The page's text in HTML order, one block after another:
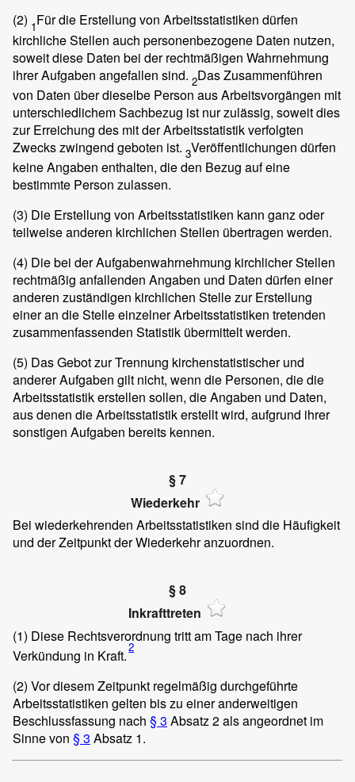
(2) 1Für die Erstellung von Arbeitsstatistiken dürfen
kirchliche Stellen auch personenbezogene Daten nutzen,
soweit diese Daten bei der rechtmäßigen Wahrnehmung
ihrer Aufgaben angefallen sind. 2Das Zusammenführen
von Daten über dieselbe Person aus Arbeitsvorgängen mit
unterschiedlichem Sachbezug ist nur zulässig, soweit dies
zur Erreichung des mit der Arbeitsstatistik verfolgten
Zwecks zwingend geboten ist. 3Veröffentlichungen dürfen
keine Angaben enthalten, die den Bezug auf eine
bestimmte Person zulassen.
(3) Die Erstellung von Arbeitsstatistiken kann ganz oder
teilweise anderen kirchlichen Stellen übertragen werden.
(4) Die bei der Aufgabenwahrnehmung kirchlicher Stellen
rechtmäßig anfallenden Angaben und Daten dürfen einer
anderen zuständigen kirchlichen Stelle zur Erstellung
einer an die Stelle einzelner Arbeitsstatistiken tretenden
zusammenfassenden Statistik übermittelt werden.
(5) Das Gebot zur Trennung kirchenstatistischer und
anderer Aufgaben gilt nicht, wenn die Personen, die die
Arbeitsstatistik erstellen sollen, die Angaben und Daten,
aus denen die Arbeitsstatistik erstellt wird, aufgrund ihrer
sonstigen Aufgaben bereits kennen.
§ 7
Wiederkehr
Bei wiederkehrenden Arbeitsstatistiken sind die Häufigkeit
und der Zeitpunkt der Wiederkehr anzuordnen.
§ 8
Inkrafttreten
(1) Diese Rechtsverordnung tritt am Tage nach ihrer
Verkündung in Kraft.2
(2) Vor diesem Zeitpunkt regelmäßig durchgeführte
Arbeitsstatistiken gelten bis zu einer anderweitigen
Beschlussfassung nach § 3 Absatz 2 als angeordnet im
Sinne von § 3 Absatz 1.